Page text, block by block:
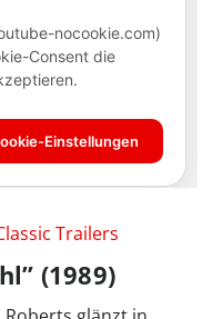
Trailers
(1989)